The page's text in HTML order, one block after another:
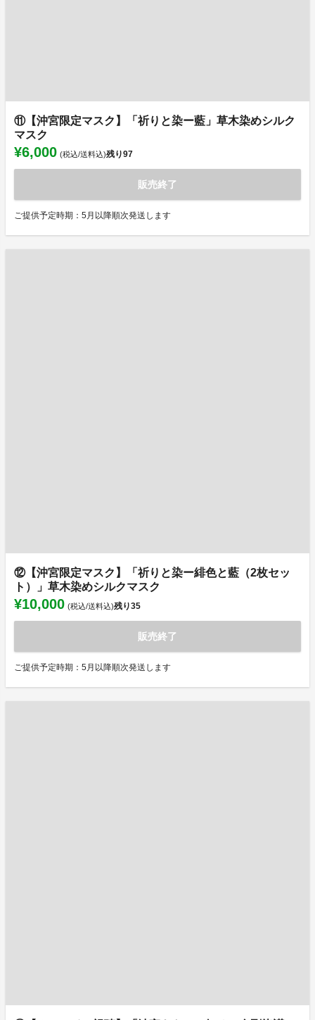
⑪【沖宮限定マスク】「祈りと染ー藍」草木染めシルク
マスク
¥6,000 (税込/送料込)残り97
販売終了
ご提供予定時期：5月以降順次発送します
⑫【沖宮限定マスク】「祈りと染ー緋色と藍（2枚セッ
ト）」草木染めシルクマスク
¥10,000 (税込/送料込)残り35
販売終了
ご提供予定時期：5月以降順次発送します